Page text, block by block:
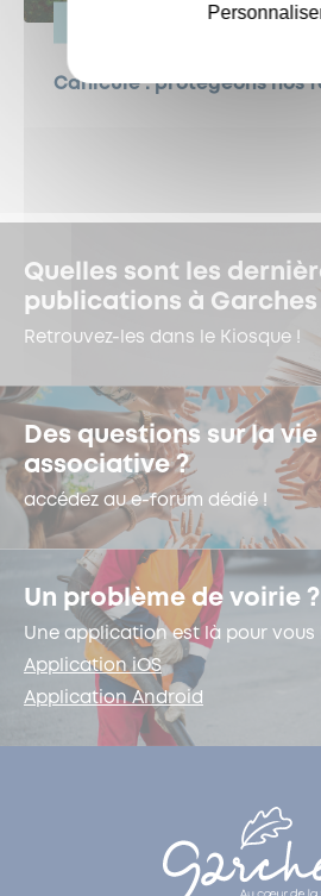
Canicule : protégeons nos
Quelles sont les
publications à Garches
Retrouvez-les dans le Kiosque !
Des questions sur la vie
associative ?
accédez au e-forum dédié !
Un problème de voirie ?
Une application est là pour vous
Application iOS
Application Android